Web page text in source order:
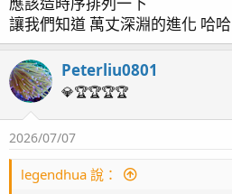
讓我們知道 萬丈深淵的進化 哈哈
Peterliu0801
💎🏆🏆🏆🏆
2026/07/07
legendhua 說：